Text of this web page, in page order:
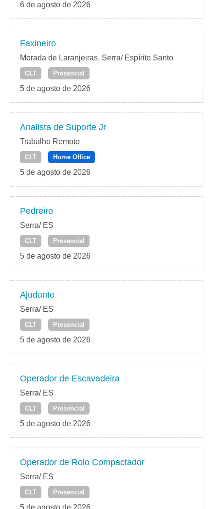
6 de agosto de 2026
Faxineiro
Morada de Laranjeiras, Serra/ Espírito Santo
CLT Presencial
5 de agosto de 2026
Analista de Suporte Jr
Trabalho Remoto
CLT Home Office
5 de agosto de 2026
Pedreiro
Serra/ ES
CLT Presencial
5 de agosto de 2026
Ajudante
Serra/ ES
CLT Presencial
5 de agosto de 2026
Operador de Escavadeira
Serra/ ES
CLT Presencial
5 de agosto de 2026
Operador de Rolo Compactador
Serra/ ES
CLT Presencial